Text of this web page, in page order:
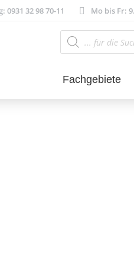
32 98 70-11 Mo bis Fr:
Products
search
Fachgebiete